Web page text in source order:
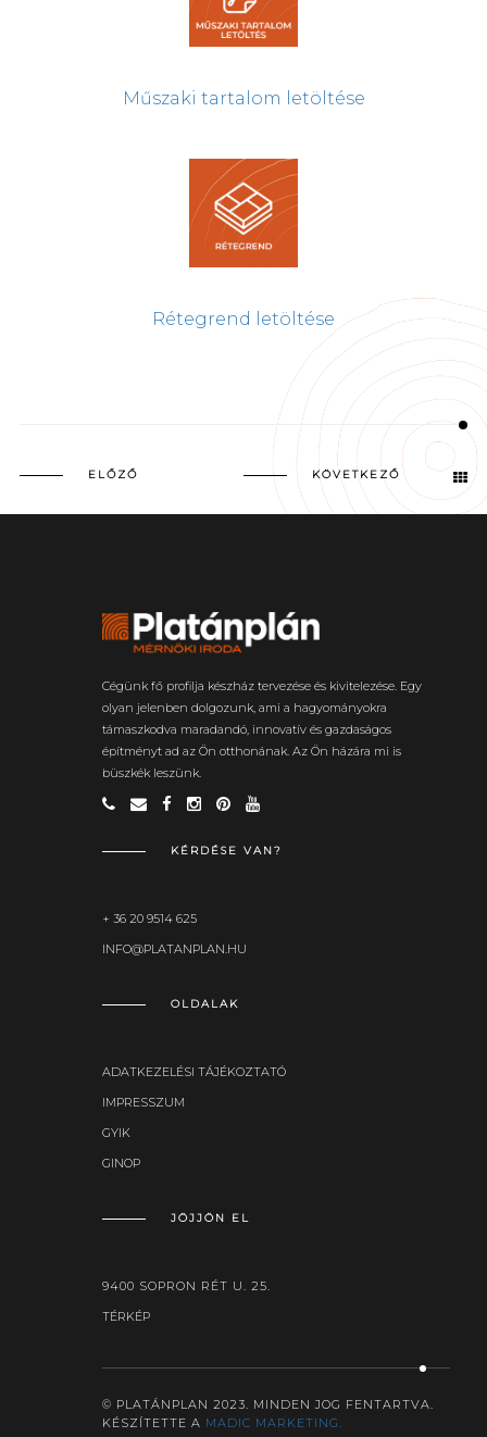
Műszaki tartalom letöltése
Rétegrend letöltése
ELŐZŐ KÖVETKEZŐ
Cégünk fő profilja készház tervezése és kivitelezése. Egy
olyan jelenben dolgozunk, ami a hagyományokra
támaszkodva maradandó, innovatív és gazdaságos
építményt ad az Ön otthonának. Az Ön házára mi is
büszkék leszünk.
KÉRDÉSE VAN?
+ 36 20 9514 625
INFO@PLATANPLAN.HU
OLDALAK
ADATKEZELÉSI TÁJÉKOZTATÓ
IMPRESSZUM
GYIK
GINOP
JÖJJÖN EL
9400 SOPRON RÉT U. 25.
TÉRKÉP
© PLATÁNPLAN 2023. MINDEN JOG FENTARTVA.
KÉSZÍTETTE A MADIC MARKETING.